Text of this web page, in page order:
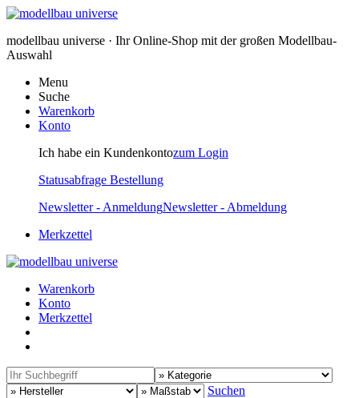
modellbau universe · Ihr Online-Shop mit der großen Modellbau-
Auswahl
Menu
Suche
Warenkorb
Konto
Ich habe ein Kundenkontozum Login
Statusabfrage Bestellung
Newsletter - AnmeldungNewsletter - Abmeldung
Merkzettel
Warenkorb
Konto
Merkzettel
Suchen